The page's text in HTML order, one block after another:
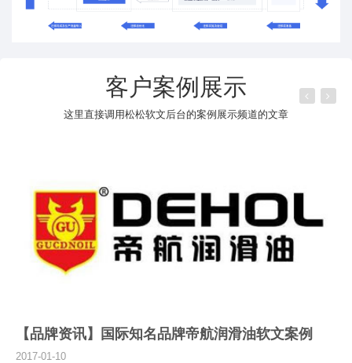
客户案例展示
这里直接调用松松软文后台的案例展示频道的文章
【品牌资讯】国际知名品牌帝航润滑油软文案例
2017-01-10